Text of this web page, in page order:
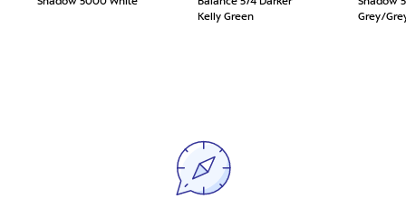
Shadow 5000 White
Balance 574 Darker
Kelly Green
Shadow
Grey/